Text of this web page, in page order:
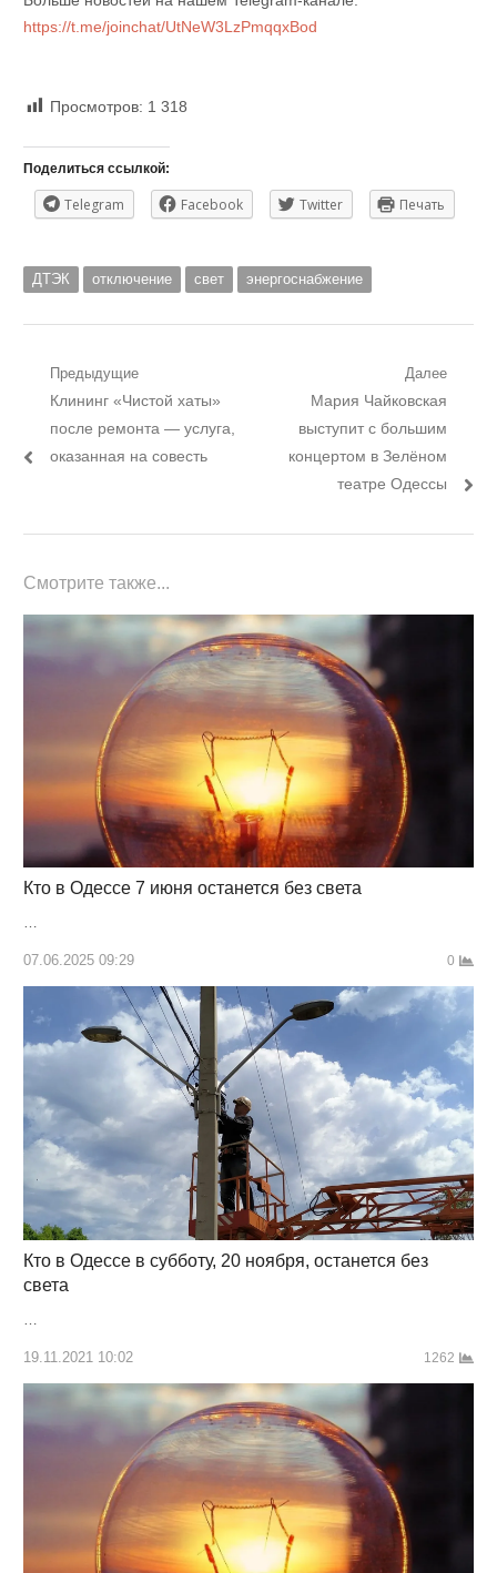
https://t.me/joinchat/UtNeW3LzPmqqxBod
Просмотров: 1 318
Поделиться ссылкой:
Telegram Facebook Twitter Печать
ДТЭК отключение свет энергоснабжение
Навигация
записям
Предыдущие
Предыдущий
пост:
Клининг «Чистой хаты»
после ремонта — услуга,
оказанная на совесть
Далее
Следующий
пост:
Мария Чайковская
выступит с большим
концертом в Зелёном
театре Одессы
Смотрите также...
Кто в Одессе 7 июня останется без света
…
07.06.2025 09:29 0
Кто в Одессе в субботу, 20 ноября, останется без
света
19.11.2021 10:02 1262